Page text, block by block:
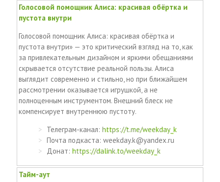
Голосовой помощник Алиса: красивая обёртка и
пустота внутри
Голосовой помощник Алиса: красивая обёртка и
пустота внутри» — это критический взгляд на то, как
за привлекательным дизайном и яркими обещаниями
скрывается отсутствие реальной пользы. Алиса
выглядит современно и стильно, но при ближайшем
рассмотрении оказывается игрушкой, а не
полноценным инструментом. Внешний блеск не
компенсирует внутреннюю пустоту.
Телеграм-канал: https://t.me/weekday_k
Почта подкаста: weekday.k@yandex.ru
Донат: https://dalink.to/weekday_k
Тайм-аут